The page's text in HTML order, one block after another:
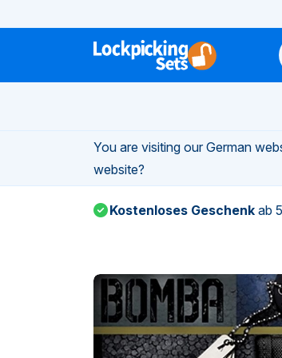
You are visiting our German
website?
Kostenloses Geschenk ab